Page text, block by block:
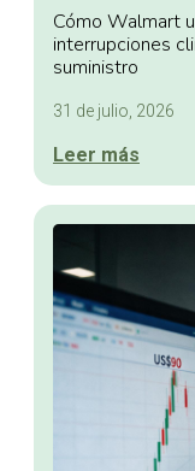
Cómo Walmart
interrupciones
suministro
31 de julio, 2026
Leer más